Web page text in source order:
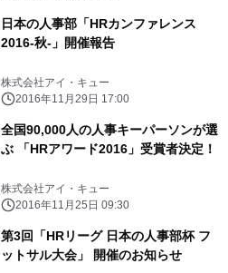
日本の人事部「HRカンファレンス
2016-秋-」開催報告
株式会社アイ・キュー
2016年11月29日 17:00
全国90,000人の人事キーパーソンが選
ぶ 「HRアワード2016」受賞者決定！
株式会社アイ・キュー
2016年11月25日 09:30
第3回「HRリーグ 日本の人事部杯 フ
ットサル大会」 開催のお知らせ